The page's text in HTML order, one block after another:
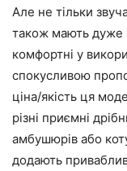
Але не тільки
також мають дуже
комфортні у
спокусливою
ціна/якість ця
різні приємні
амбушюрів або
додають